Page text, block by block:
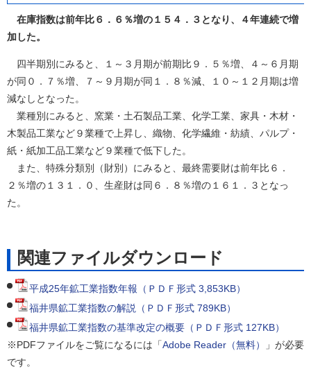
在庫指数は前年比６．６％増の１５４．３となり、４年連続で増
加した。
四半期別にみると、１～３月期が前期比９．５％増、４～６月期
が同０．７％増、７～９月期が同１．８％減、１０～１２月期は増
減なしとなった。
業種別にみると、窯業・土石製品工業、化学工業、家具・木材・
木製品工業など９業種で上昇し、織物、化学繊維・紡績、パルプ・
紙・紙加工品工業など９業種で低下した。
また、特殊分類別（財別）にみると、最終需要財は前年比６．
２％増の１３１．０、生産財は同６．８％増の１６１．３となっ
た。
関連ファイルダウンロード
平成25年鉱工業指数年報（ＰＤＦ形式 3,853KB）
福井県鉱工業指数の解説（ＰＤＦ形式 789KB）
福井県鉱工業指数の基準改定の概要（ＰＤＦ形式 127KB）
※PDFファイルをご覧になるには「Adobe Reader（無料）
」が必要
です。